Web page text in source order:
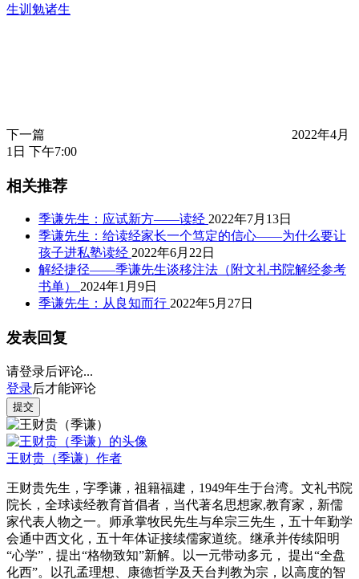
生训勉诸生
下一篇
2022年4月
1日 下午7:00
相关推荐
季谦先生：应试新方——读经 2022年7月13日
季谦先生：给读经家长一个笃定的信心——为什么要让
孩子进私塾读经 2022年6月22日
解经捷径——季谦先生谈移注法（附文礼书院解经参考
书单）
2024年1月9日
季谦先生：从良知而行 2022年5月27日
发表回复
请登录后评论...
登录后才能评论
提交
王财贵（季谦） 作者
王财贵先生，字季谦，祖籍福建，1949年生于台湾。文礼书院
院长，全球读经教育首倡者，当代著名思想家,教育家，新儒
家代表人物之一。师承掌牧民先生与牟宗三先生，五十年勤学
会通中西文化，五十年体证接续儒家道统。继承并传续阳明
“心学”，提出“格物致知”新解。以一元带动多元， 提出“全盘
化西”。以孔孟理想、康德哲学及天台判教为宗，以高度的智